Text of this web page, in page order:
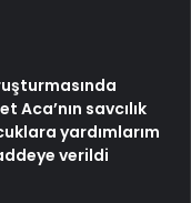
Aca’nın savcılık
yardımlarım
verildi